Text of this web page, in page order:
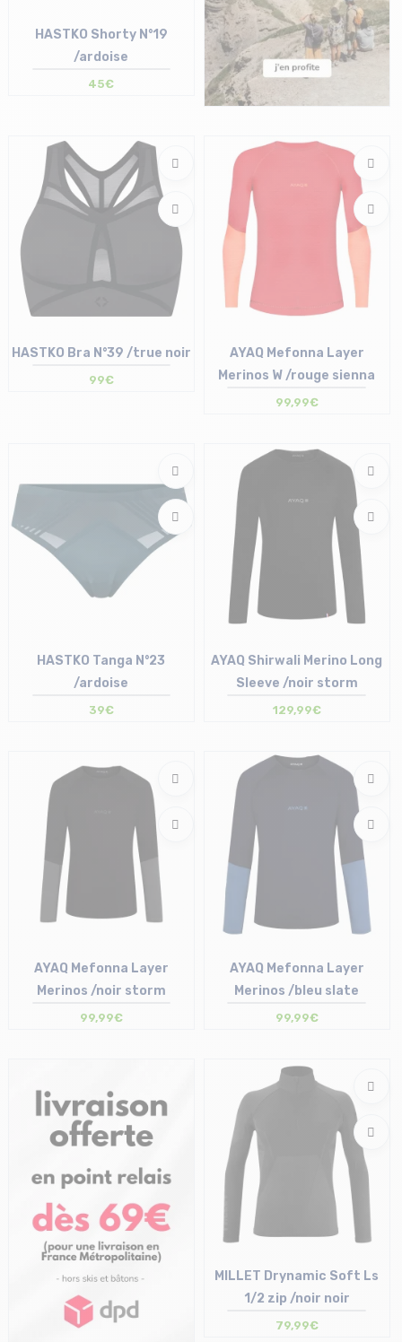
HASTKO Shorty N°19
/ardoise
45€
HASTKO Bra N°39 /true noir
99€
XS | S | M
AYAQ Mefonna Layer
Merinos W /rouge sienna
99,99€
1 | 2 | 3
HASTKO Tanga N°23
/ardoise
39€
M-L | XL-XXL | XXL
AYAQ Shirwali Merino Long
Sleeve /noir storm
129,99€
AYAQ Mefonna Layer
Merinos /noir storm
99,99€
S | XL
AYAQ Mefonna Layer
Merinos /bleu slate
99,99€
MILLET Drynamic Soft Ls
1/2 zip /noir noir
79,99€